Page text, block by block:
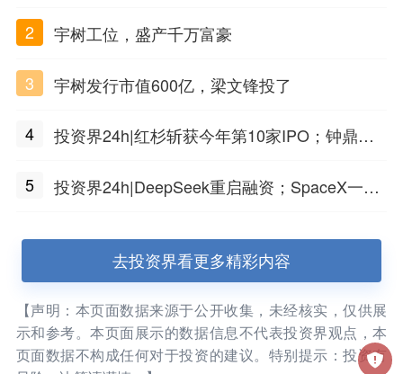
2
宇树工位，盛产千万富豪
3 宇树发行市值600亿，梁文锋投了
4
投资界24h|红杉斩获今年第10家IPO；钟鼎投
水
5
投资界24h|DeepSeek重启融资；SpaceX一夜
去投资界看更多精彩内容
【声明：本页面数据来源于公开收集，未经核实，仅供展
示和参考。本页面展示的数据信息不代表投资界观点，本
页面数据不构成任何对于投资的建议。特别提示：投资有